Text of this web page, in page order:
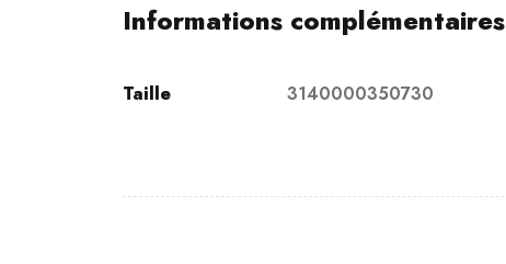
Informations complémentaires
Taille 3140000350730